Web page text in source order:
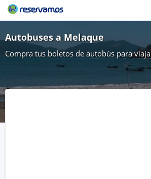
Autobuses a Melaque
Compra tus boletos de autobús para